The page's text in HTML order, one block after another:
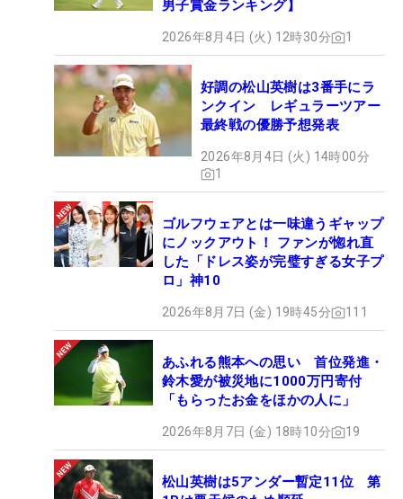
男子賞金ランキング】
2026年8月4日 (火) 12時30分 1
好調の松山英樹は3番手にラ
ンクイン レギュラーツアー
最終戦の優勝予想発表
2026年8月4日 (火) 14時00分
1
ゴルフウェアとは一味違うギャップ
にノックアウト！ ファンが惚れ直
した「ドレス姿が完璧すぎる女子プ
ロ」神10
2026年8月7日 (金) 19時45分 111
あふれる熊本への思い 首位発進・
鈴木愛が被災地に1000万円寄付
「もらったお金をほかの人に」
2026年8月7日 (金) 18時10分 19
松山英樹は5アンダー暫定11位 第